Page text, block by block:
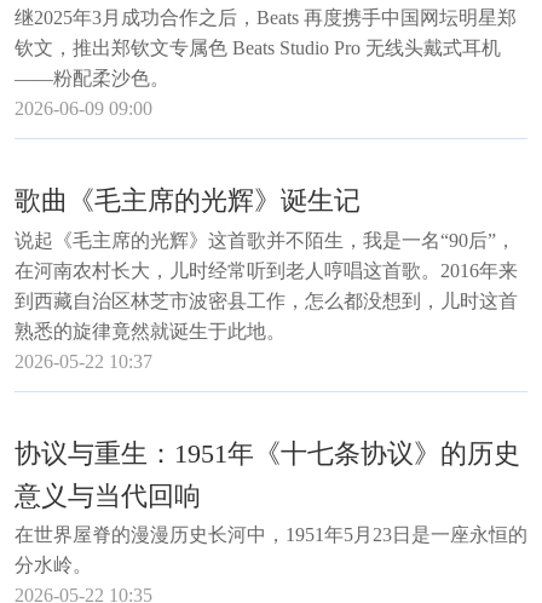
继2025年3月成功合作之后，Beats 再度携手中国网坛明星郑
钦文，推出郑钦文专属色 Beats Studio Pro 无线头戴式耳机
——粉配柔沙色。
2026-06-09 09:00
歌曲《毛主席的光辉》诞生记
说起《毛主席的光辉》这首歌并不陌生，我是一名“90后”，
在河南农村长大，儿时经常听到老人哼唱这首歌。2016年来
到西藏自治区林芝市波密县工作，怎么都没想到，儿时这首
熟悉的旋律竟然就诞生于此地。
2026-05-22 10:37
协议与重生：1951年《十七条协议》的历史
意义与当代回响
在世界屋脊的漫漫历史长河中，1951年5月23日是一座永恒的
分水岭。
2026-05-22 10:35